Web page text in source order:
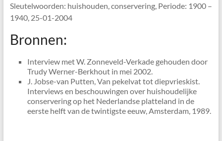
Sleutelwoorden: huishouden, conservering, Periode: 1900 –
1940, 25-01-2004
Bronnen:
Interview met W. Zonneveld-Verkade gehouden door
Trudy Werner-Berkhout in mei 2002.
J. Jobse-van Putten, Van pekelvat tot diepvrieskist.
Interviews en beschouwingen over huishoudelijke
conservering op het Nederlandse platteland in de
eerste helft van de twintigste eeuw, Amsterdam, 1989.